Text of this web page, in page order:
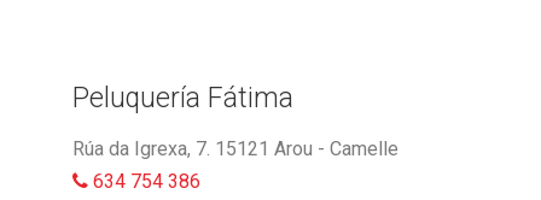
Peluquería Fátima
Rúa da Igrexa, 7. 15121 Arou - Camelle
634 754 386